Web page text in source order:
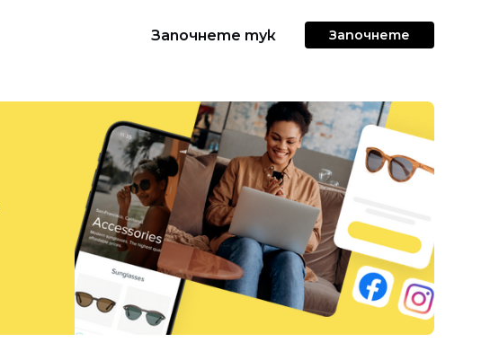
Започнете тук Започнете